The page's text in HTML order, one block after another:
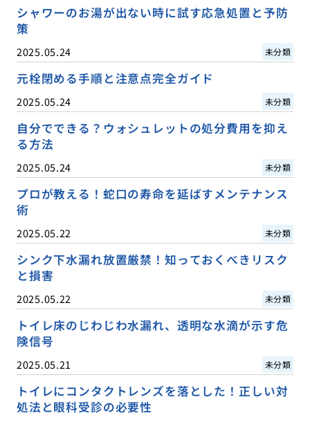
シャワーのお湯が出ない時に試す応急処置と予防
策
2025.05.24 未分類
元栓閉める手順と注意点完全ガイド
2025.05.24 未分類
自分でできる？ウォシュレットの処分費用を抑え
る方法
2025.05.24 未分類
プロが教える！蛇口の寿命を延ばすメンテナンス
術
2025.05.22 未分類
シンク下水漏れ放置厳禁！知っておくべきリスク
と損害
2025.05.22 未分類
トイレ床のじわじわ水漏れ、透明な水滴が示す危
険信号
2025.05.21 未分類
トイレにコンタクトレンズを落とした！正しい対
処法と眼科受診の必要性